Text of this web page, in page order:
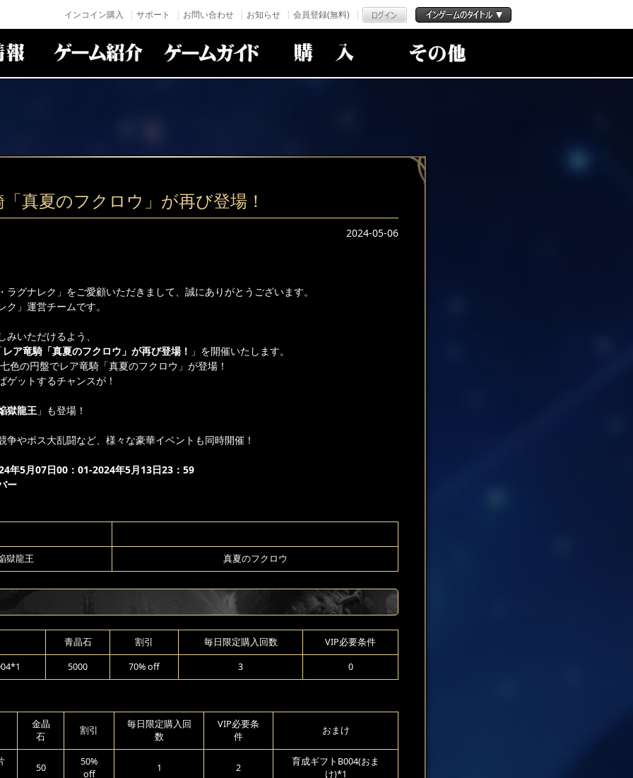
インコイン購入 サポート お問い合わせ お知らせ 会員登録(無料)
真夏のフクロウ」が再び登場！
2024-05-06
ラグナレク」をご愛顧いただきまして、誠にありがとうございます。
」運営チームです。
いただけるよう、
レア竜騎「真夏のフクロウ」が再び登場！ 」を開催いたします。
色の円盤でレア竜騎「真夏のフクロウ」が登場！
ゲットするチャンスが！
獄龍王 」も登場！
争やボス大乱闘など、様々な豪華イベントも同時開催！
年5月07日00：01-2024年5月13日23：59
ー
獄龍王 真夏のフクロウ
青晶石 割引 毎日限定購入回数 VIP必要条件
5000 70% off 3 0
金晶
石
割引
毎日限定購入回
数
VIP必要条
件
おまけ
50
50%
off
1 2
育成ギフトB004(おま
け)*1